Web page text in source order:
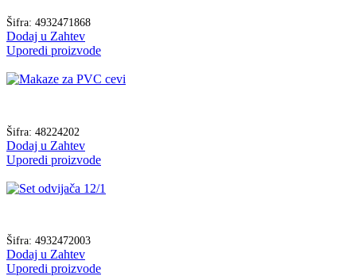
Šifra: 4932471868
Dodaj u Zahtev
Uporedi proizvode
Šifra: 48224202
Dodaj u Zahtev
Uporedi proizvode
Šifra: 4932472003
Dodaj u Zahtev
Uporedi proizvode